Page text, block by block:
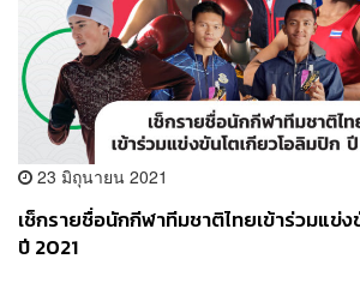
23 มิถุนายน 2021
เช็กรายชื่อนักกีฬาทีมชาติไทยเข้าร่วมแข่
ปี 2021